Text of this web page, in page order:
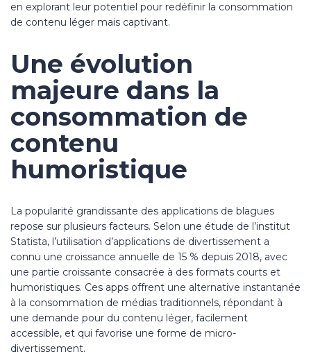
en explorant leur potentiel pour redéfinir la consommation
de contenu léger mais captivant.
Une évolution
majeure dans la
consommation de
contenu
humoristique
La popularité grandissante des applications de blagues
repose sur plusieurs facteurs. Selon une étude de l’institut
Statista, l’utilisation d’applications de divertissement a
connu une croissance annuelle de 15 % depuis 2018, avec
une partie croissante consacrée à des formats courts et
humoristiques. Ces apps offrent une alternative instantanée
à la consommation de médias traditionnels, répondant à
une demande pour du contenu léger, facilement
accessible, et qui favorise une forme de micro-
divertissement.